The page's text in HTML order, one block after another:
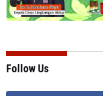
Follow Us